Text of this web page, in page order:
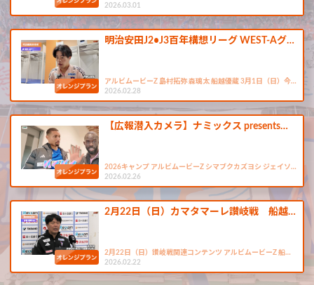
2026.03.01
明治安田J2•J3百年構想リーグ WEST-Aグ…
アルビムービーZ 島村拓弥 森璃太 船越優蔵 3月1日（日）今…
2026.02.28
【広報潜入カメラ】ナミックス presents…
2026キャンプ アルビムービーZ シマブクカズヨシ ジェイソ…
2026.02.26
2月22日（日）カマタマーレ讃岐戦 船越…
2月22日（日）讃岐戦関連コンテンツ アルビムービーZ 船…
2026.02.22